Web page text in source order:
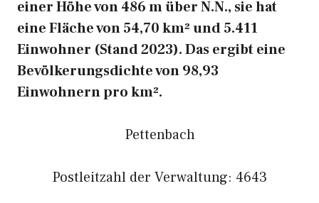
einer Höhe von 486 m über N.N., sie hat
eine Fläche von 54,70 km² und 5.411
Einwohner (Stand 2023). Das ergibt eine
Bevölkerungsdichte von 98,93
Einwohnern pro km².
Pettenbach
Postleitzahl der Verwaltung: 4643